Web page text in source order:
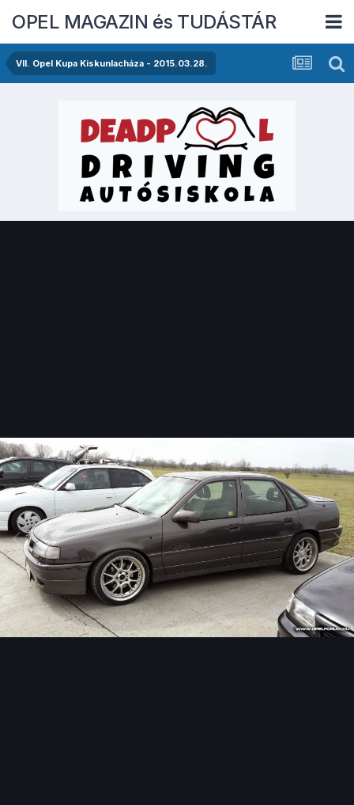
OPEL MAGAZIN és TUDÁSTÁR
VII. Opel Kupa Kiskunlacháza - 2015.03.28.